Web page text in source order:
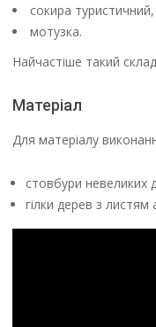
сокира туристичний,
мотузка.
Найчастіше такий
Матеріал
Для матеріалу
стовбури невеликих
гілки дерев з листям